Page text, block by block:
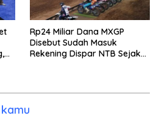
Rp24 Miliar Dana MXGP
Disebut Sudah Masuk
Rekening Dispar NTB Sejak